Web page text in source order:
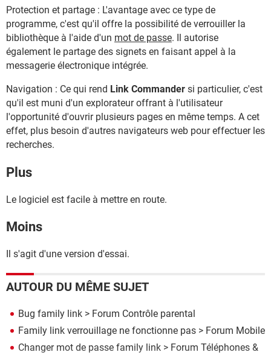
Protection et partage : L'avantage avec ce type de
programme, c'est qu'il offre la possibilité de verrouiller la
bibliothèque à l'aide d'un mot de passe. Il autorise
également le partage des signets en faisant appel à la
messagerie électronique intégrée.
Navigation : Ce qui rend Link Commander si particulier, c'est
qu'il est muni d'un explorateur offrant à l'utilisateur
l'opportunité d'ouvrir plusieurs pages en même temps. A cet
effet, plus besoin d'autres navigateurs web pour effectuer les
recherches.
Plus
Le logiciel est facile à mettre en route.
Moins
Il s'agit d'une version d'essai.
AUTOUR DU MÊME SUJET
Bug family link > Forum Contrôle parental
Family link verrouillage ne fonctionne pas > Forum Mobile
Changer mot de passe family link > Forum Téléphones &